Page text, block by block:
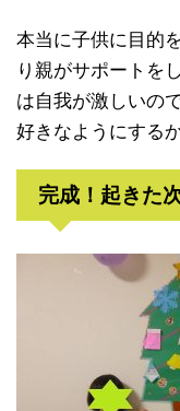
本当に子供に目的
り親がサポートを
は自我が激しいの
好きなようにする
完成！起きた